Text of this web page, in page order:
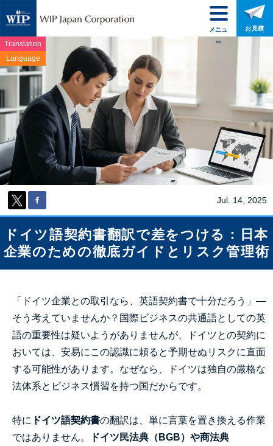
Translation
Language
Jul. 14, 2025
ドイツ語契約書翻訳で差をつける：日本
企業のための徹底ガイドとリスク管理術
「ドイツ企業との取引なら、英語契約書で十分だろう」—
そう考えていませんか？国際ビジネスの共通語としての英
語の重要性は疑いようがありませんが、ドイツとの契約に
おいては、安易にこの認識に頼ると予期せぬリスクに直面
する可能性があります。なぜなら、ドイツは独自の厳格な
法体系とビジネス慣習を持つ国だからです。
特に ドイツ語契約書の翻訳は、単に言葉を置き換える作業
ではありません。
ドイツ民法典（BGB）や商法典
メニュ
ー
お見積